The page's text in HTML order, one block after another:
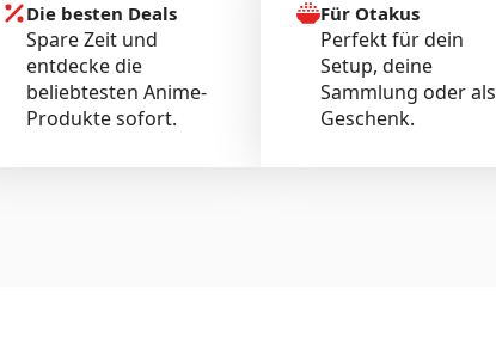
Die besten Deals
Spare Zeit und
entdecke die
beliebtesten Anime-
Produkte sofort.
Für Otakus
Perfekt für dein
Setup, deine
Sammlung oder als
Geschenk.